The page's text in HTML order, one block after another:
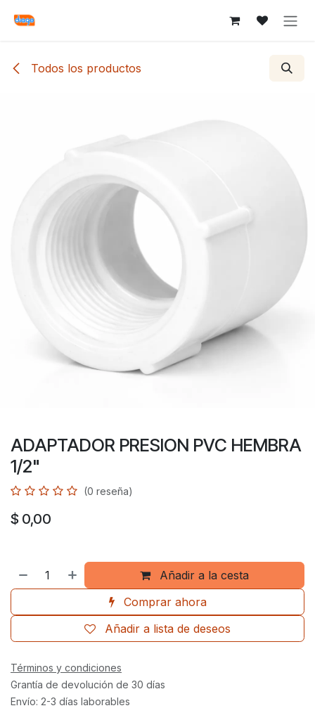
Todos los productos
ADAPTADOR PRESION PVC HEMBRA
1/2"
(0 reseña)
$ 0,00
Añadir a la cesta
Comprar ahora
Añadir a lista de deseos
Términos y condiciones
Grantía de devolución de 30 días
Envío: 2-3 días laborables